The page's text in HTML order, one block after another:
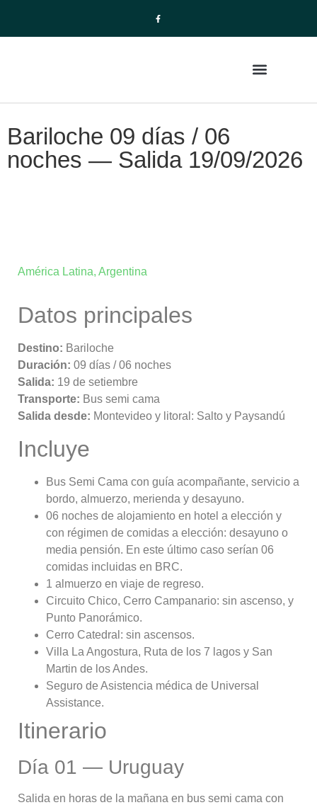
Bariloche 09 días / 06
noches — Salida 19/09/2026
América Latina, Argentina
Datos principales
Destino: Bariloche
Duración: 09 días / 06 noches
Salida: 19 de setiembre
Transporte: Bus semi cama
Salida desde: Montevideo y litoral: Salto y Paysandú
Incluye
Bus Semi Cama con guía acompañante, servicio a
bordo, almuerzo, merienda y desayuno.
06 noches de alojamiento en hotel a elección y
con régimen de comidas a elección: desayuno o
media pensión. En este último caso serían 06
comidas incluidas en BRC.
1 almuerzo en viaje de regreso.
Circuito Chico, Cerro Campanario: sin ascenso, y
Punto Panorámico.
Cerro Catedral: sin ascensos.
Villa La Angostura, Ruta de los 7 lagos y San
Martin de los Andes.
Seguro de Asistencia médica de Universal
Assistance.
Itinerario
Día 01 — Uruguay
Salida en horas de la mañana en bus semi cama con